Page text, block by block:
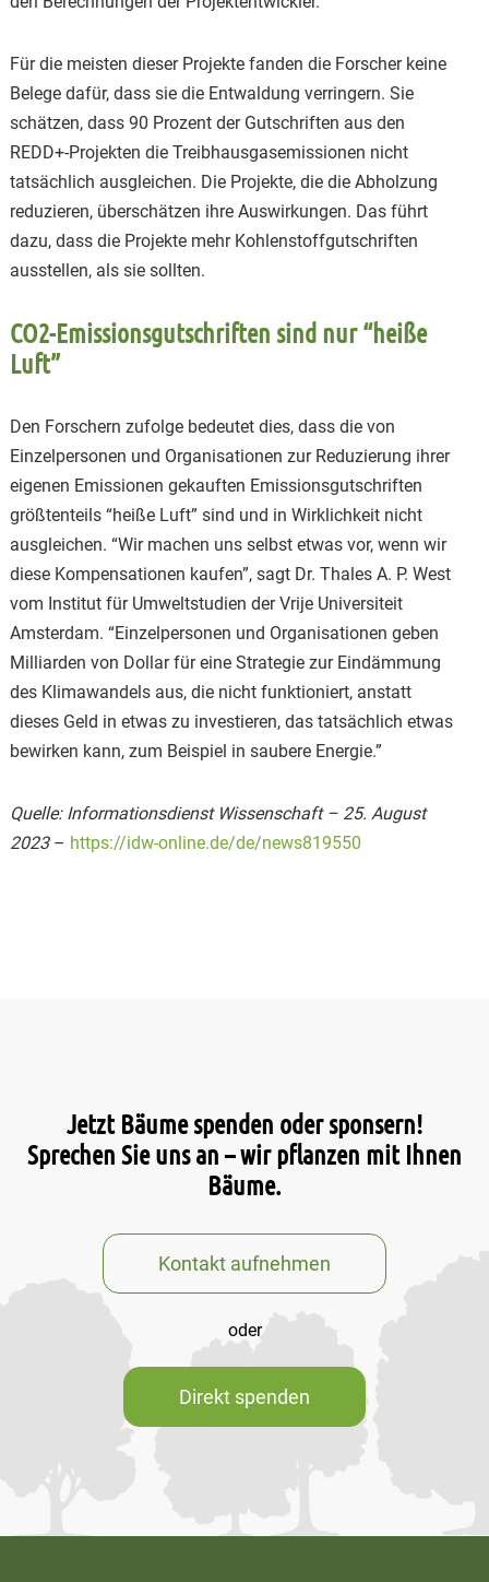
Für die meisten dieser Projekte fanden die Forscher keine
Belege dafür, dass sie die Entwaldung verringern. Sie
schätzen, dass 90 Prozent der Gutschriften aus den
REDD+-Projekten die Treibhausgasemissionen nicht
tatsächlich ausgleichen. Die Projekte, die die Abholzung
reduzieren, überschätzen ihre Auswirkungen. Das führt
dazu, dass die Projekte mehr Kohlenstoffgutschriften
ausstellen, als sie sollten.
CO2-Emissionsgutschriften sind nur “heiße
Luft”
Den Forschern zufolge bedeutet dies, dass die von
Einzelpersonen und Organisationen zur Reduzierung ihrer
eigenen Emissionen gekauften Emissionsgutschriften
größtenteils “heiße Luft” sind und in Wirklichkeit nicht
ausgleichen. “Wir machen uns selbst etwas vor, wenn wir
diese Kompensationen kaufen”, sagt Dr. Thales A. P. West
vom Institut für Umweltstudien der Vrije Universiteit
Amsterdam. “Einzelpersonen und Organisationen geben
Milliarden von Dollar für eine Strategie zur Eindämmung
des Klimawandels aus, die nicht funktioniert, anstatt
dieses Geld in etwas zu investieren, das tatsächlich etwas
bewirken kann, zum Beispiel in saubere Energie.”
Quelle: Informationsdienst Wissenschaft – 25. August
2023– https://idw-online.de/de/news819550
Jetzt Bäume spenden oder sponsern!
Sprechen Sie uns an – wir pflanzen mit Ihnen
Bäume.
Kontakt aufnehmen
oder
Direkt spenden